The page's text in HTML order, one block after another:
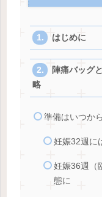
はじめに
陣痛バッグ
略
準備はいつか
妊娠32週に
妊娠36週（
態に